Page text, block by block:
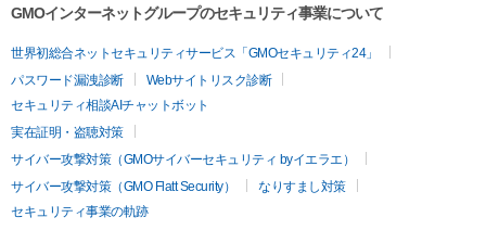
GMOインターネットグループのセキュリティ事業について
世界初総合ネットセキュリティサービス「GMOセキュリティ24」
パスワード漏洩診断
Webサイトリスク診断
セキュリティ相談AIチャットボット
実在証明・盗聴対策
サイバー攻撃対策（GMOサイバーセキュリティ byイエラエ）
サイバー攻撃対策（GMO Flatt Security）
なりすまし対策
セキュリティ事業の軌跡